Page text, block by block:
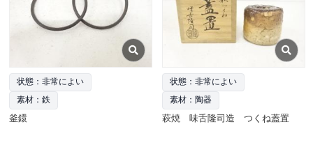
状態：非常によい
素材：鉄
釜鐶
状態：非常によい
素材：陶器
萩焼 味舌隆司造 つくね蓋置